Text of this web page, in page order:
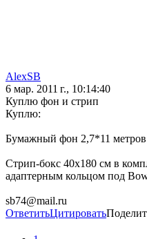
AlexSB
6 мар. 2011 г., 10:14:40
Куплю фон и стрип
Куплю:
Бумажный фон 2,7*11
Стрип-бокс 40х180 см в
адаптерным кольцом под
sb74@mail.ru
ОтветитьЦитировать